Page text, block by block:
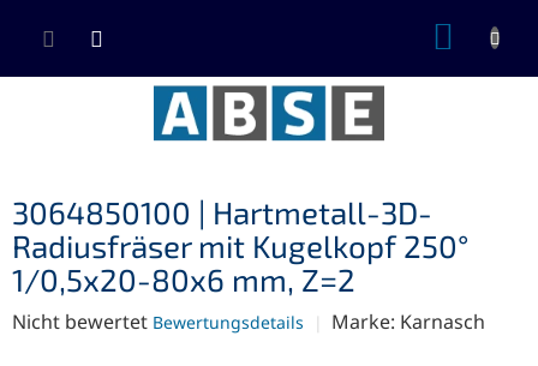
Inhalt
3064850100 | Hartmetall-3D-
Radiusfräser mit Kugelkopf 250°
1/0,5x20-80x6 mm, Z=2
Die
Nicht bewertet Bewertungsdetails Marke: Karnasch